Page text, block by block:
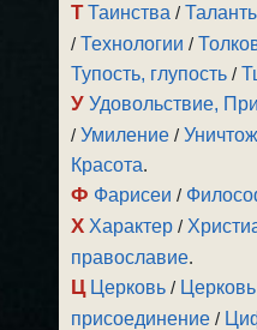
Т Таинства /
/Технологии /
Тупость, глупость /
У Удовольствие,
/Умиление /
Красота.
Ф Фарисеи /
Х Характер /
православие.
Ц Церковь /
присоединение /